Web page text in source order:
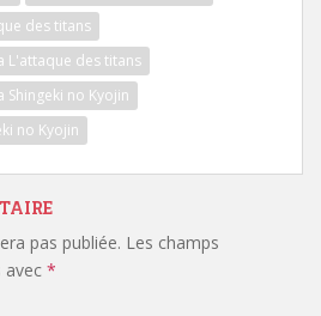
des titans
L'attaque des titans
no Kyojin
no Kyojin
pas publiée. Les champs
avec *